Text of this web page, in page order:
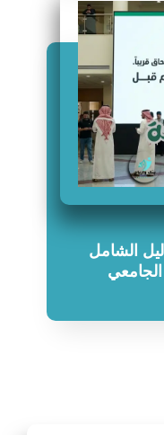
الشامل